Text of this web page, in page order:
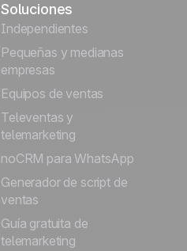
Soluciones
Independientes
Pequeñas y medianas
empresas
Equipos de ventas
Televentas y
telemarketing
noCRM para WhatsApp
Generador de script de
ventas
Guía gratuita de
telemarketing